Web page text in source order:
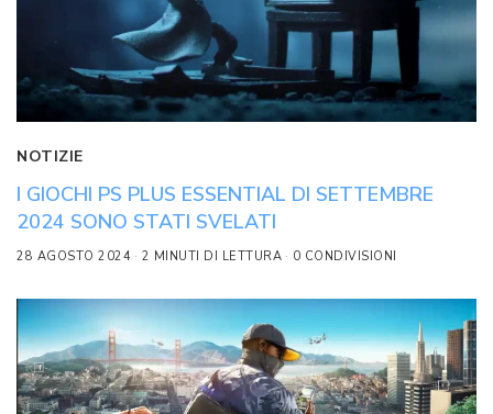
NOTIZIE
I GIOCHI PS PLUS ESSENTIAL DI SETTEMBRE
2024 SONO STATI SVELATI
28 AGOSTO 2024 2 MINUTI DI LETTURA 0 CONDIVISIONI